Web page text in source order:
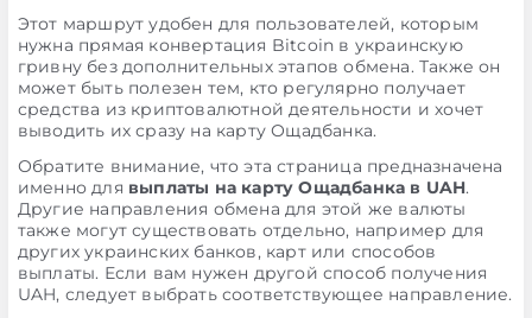
Этот маршрут удобен для пользователей, которым
нужна прямая конвертация Bitcoin в украинскую
гривну без дополнительных этапов обмена. Также он
может быть полезен тем, кто регулярно получает
средства из криптовалютной деятельности и хочет
выводить их сразу на карту Ощадбанка.
Обратите внимание, что эта страница предназначена
именно для выплаты на карту Ощадбанка в UAH.
Другие направления обмена для этой же валюты
также могут существовать отдельно, например для
других украинских банков, карт или способов
выплаты. Если вам нужен другой способ получения
UAH, следует выбрать соответствующее направление.